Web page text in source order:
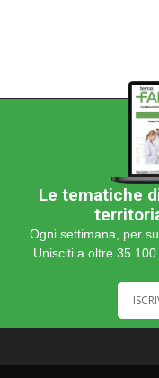
Le tematiche
Ogni settimana, per
Unisciti a oltre